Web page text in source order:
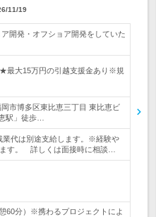
11/19
開発・オフショア開発をしていた
★最大15万円の引越支援金あり※規
市博多区東比恵三丁目 東比恵ビ
駅」徒歩…
業代は別途支給します。※経験や
す。 詳しくは面接時に相談…
60分）※携わるプロジェクトによ